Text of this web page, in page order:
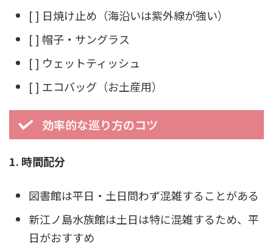
[ ] 日焼け止め（海沿いは紫外線が強い）
[ ] 帽子・サングラス
[ ] ウェットティッシュ
[ ] エコバッグ（お土産用）
効率的な巡り方のコツ
1. 時間配分
図書館は平日・土日問わず混雑することがある
新江ノ島水族館は土日は特に混雑するため、平
日がおすすめ